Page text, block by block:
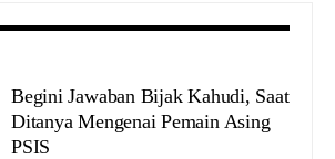
Begini Jawaban Bijak Kahudi, Saat
Ditanya Mengenai Pemain Asing
PSIS